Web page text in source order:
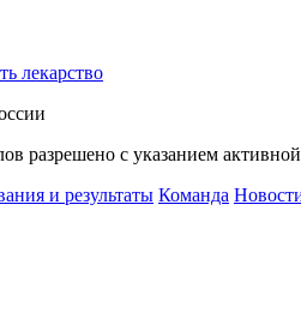
лекарство
разрешено с указанием
и результаты Команда